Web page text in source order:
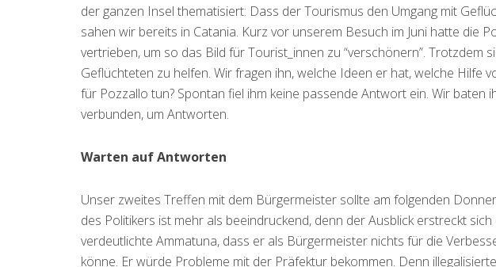
der ganzen Insel thematisiert: Dass der Tourismus den Umgang mit
sahen wir bereits in Catania. Kurz vor unserem Besuch im Juni hatte die
vertrieben, um so das Bild für Tourist_innen zu “verschönern”. Trotzdem
Geflüchteten zu helfen. Wir fragen ihn, welche Ideen er hat, welche Hilfe
für Pozzallo tun? Spontan fiel ihm keine passende Antwort ein. Wir baten
verbunden, um Antworten.
Warten auf Antworten
Unser zweites Treffen mit dem Bürgermeister sollte am folgenden
des Politikers ist mehr als beeindruckend, denn der Ausblick erstreckt
verdeutlichte Ammatuna, dass er als Bürgermeister nichts für die
könne. Er würde Probleme mit der Präfektur bekommen. Denn